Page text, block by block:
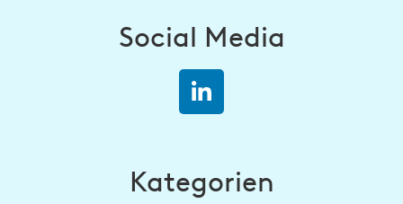
Social Media
Kategorien